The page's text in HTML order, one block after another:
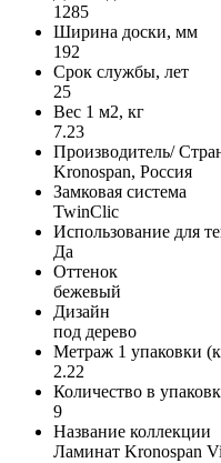
1285
Ширина доски, мм
192
Срок службы, лет
25
Вес 1 м2, кг
7.23
Производитель/
Kronospan, Россия
Замковая система
TwinClic
Использование для
Да
Оттенок
бежевый
Дизайн
под дерево
Метраж 1 упаковки
2.22
Количество в
9
Название коллекции
Ламинат Kronospan